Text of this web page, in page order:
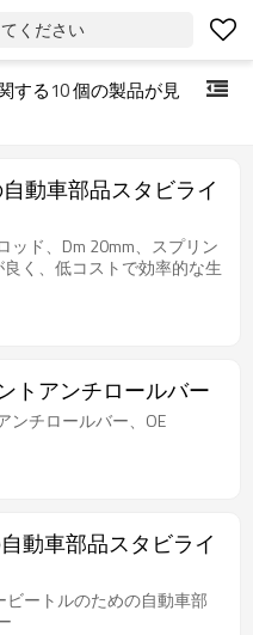
ください
する10個の製品が見
動車部品スタビライ
ッド、Dm 20mm、スプリン
く、低コストで効率的な生
トアンチロールバー
ンチロールバー、OE
動車部品スタビライ
ートルのための自動車部